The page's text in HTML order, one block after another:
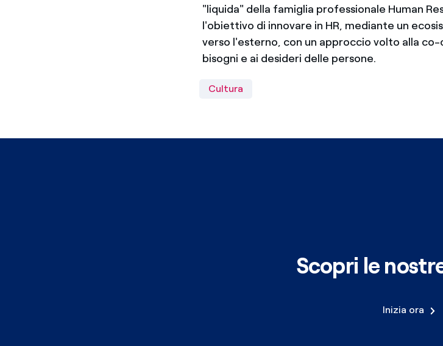
"liquida" della famiglia professionale Human
l'obiettivo di innovare in HR, mediante un
verso l'esterno, con un approccio volto alla
bisogni e ai desideri delle persone.
Cultura
Scopri le
Inizia ora